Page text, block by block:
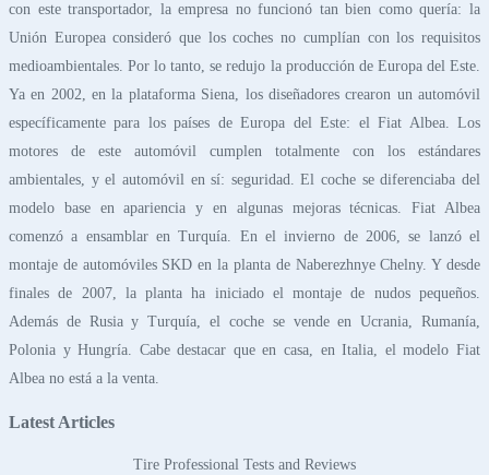
con este transportador, la empresa no funcionó tan bien como quería: la
Unión Europea consideró que los coches no cumplían con los requisitos
medioambientales. Por lo tanto, se redujo la producción de Europa del Este.
Ya en 2002, en la plataforma Siena, los diseñadores crearon un automóvil
específicamente para los países de Europa del Este: el Fiat Albea. Los
motores de este automóvil cumplen totalmente con los estándares
ambientales, y el automóvil en sí: seguridad. El coche se diferenciaba del
modelo base en apariencia y en algunas mejoras técnicas. Fiat Albea
comenzó a ensamblar en Turquía. En el invierno de 2006, se lanzó el
montaje de automóviles SKD en la planta de Naberezhnye Chelny. Y desde
finales de 2007, la planta ha iniciado el montaje de nudos pequeños.
Además de Rusia y Turquía, el coche se vende en Ucrania, Rumanía,
Polonia y Hungría. Cabe destacar que en casa, en Italia, el modelo Fiat
Albea no está a la venta.
Latest Articles
Tire Professional Tests and Reviews